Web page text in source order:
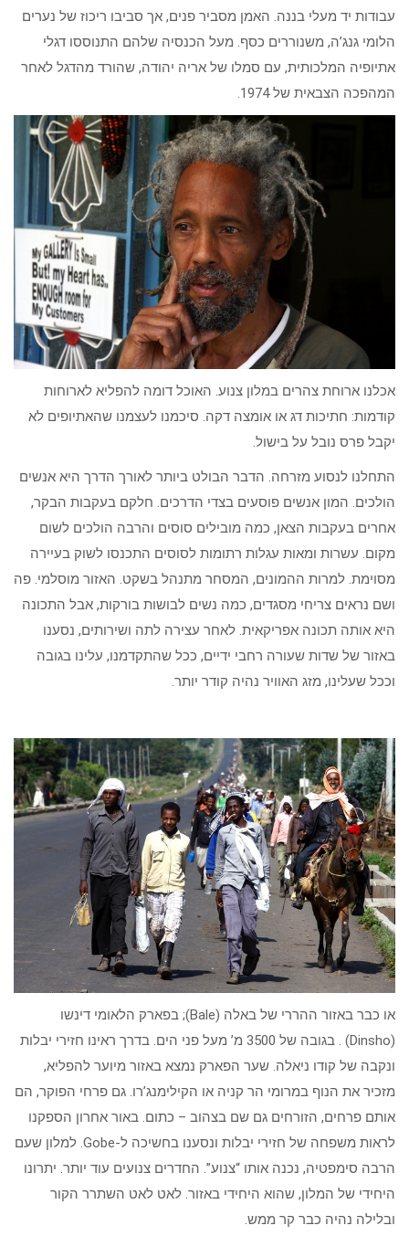
עבודות יד מעלי בננה. האמן מסביר פנים, אך סביבו ריכוז של נערים
הלומי גנג’ה, משנוררים כסף. מעל הכנסיה שלהם התנוססו דגלי
אתיופיה המלכותית, עם סמלו של אריה יהודה, שהורד מהדגל לאחר
המהפכה הצבאית של 1974.
אכלנו ארוחת צהרים במלון צנוע. האוכל דומה להפליא לארוחות
קודמות: חתיכות דג או אומצה דקה. סיכמנו לעצמנו שהאתיופים לא
יקבל פרס נובל על בישול.
התחלנו לנסוע מזרחה. הדבר הבולט ביותר לאורך הדרך היא אנשים
הולכים. המון אנשים פוסעים בצדי הדרכים. חלקם בעקבות הבקר,
אחרים בעקבות הצאן, כמה מובילים סוסים והרבה הולכים לשום
מקום. עשרות ומאות עגלות רתומות לסוסים התכנסו לשוק בעיירה
מסוימת. למרות ההמונים, המסחר מתנהל בשקט. האזור מוסלמי. פה
ושם נראים צריחי מסגדים, כמה נשים לבושות בורקות, אבל התכונה
היא אותה תכונה אפריקאית. לאחר עצירה לתה ושירותים, נסענו
באזור של שדות שעורה רחבי ידיים, ככל שהתקדמנו, עלינו בגובה
וככל שעלינו, מזג האוויר נהיה קודר יותר.
או כבר באזור ההררי של באלה (Bale); בפארק הלאומי דינשו
(Dinsho) . בגובה של 3500 מ’ מעל פני הים. בדרך ראינו חזירי יבלות
ונקבה של קודו ניאלה. שער הפארק נמצא באזור מיוער להפליא,
מזכיר את הנוף במרומי הר קניה או הקילימנג’רו. גם פרחי הפוקר, הם
אותם פרחים, הזורחים גם שם בצהוב – כתום. באור אחרון הספקנו
לראות משפחה של חזירי יבלות ונסענו בחשיכה ל-Gobe. למלון שעם
הרבה סימפטיה, נכנה אותו “צנוע”. החדרים צנועים עוד יותר. יתרונו
היחידי של המלון, שהוא היחידי באזור. לאט לאט השתרר הקור
ובלילה נהיה כבר קר ממש.